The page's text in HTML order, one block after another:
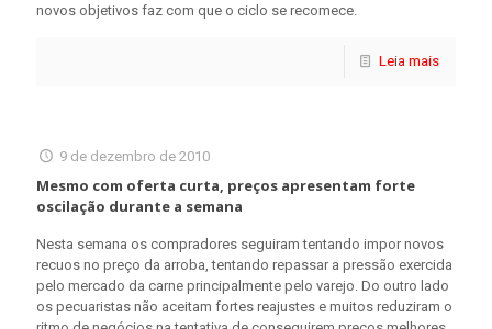
novos objetivos faz com que o ciclo se recomece.
Leia mais
9 de dezembro de 2010
Mesmo com oferta curta, preços apresentam forte
oscilação durante a semana
Nesta semana os compradores seguiram tentando impor novos
recuos no preço da arroba, tentando repassar a pressão exercida
pelo mercado da carne principalmente pelo varejo. Do outro lado
os pecuaristas não aceitam fortes reajustes e muitos reduziram o